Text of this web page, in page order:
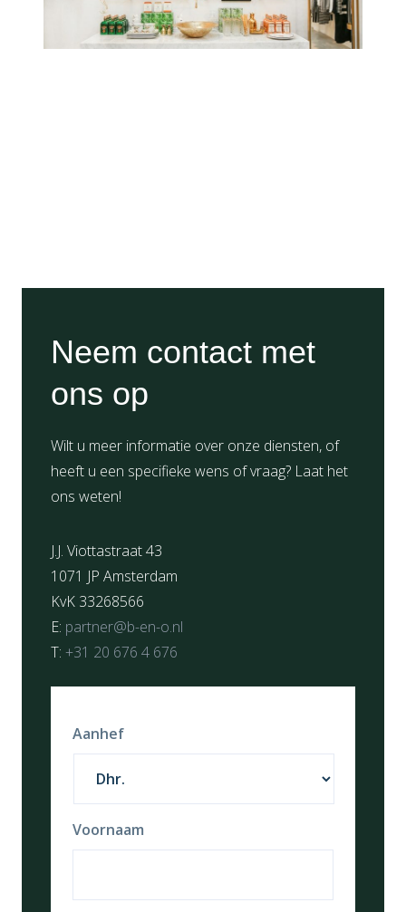
Neem contact met
ons op
Wilt u meer informatie over onze diensten, of
heeft u een specifieke wens of vraag? Laat het
ons weten!
J.J. Viottastraat 43
1071 JP Amsterdam
KvK 33268566
E: partner@b-en-o.nl
T: +31 20 676 4 676
Aanhef
Voornaam